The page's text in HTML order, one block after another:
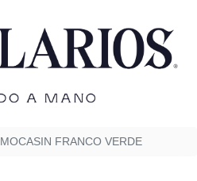
MOCASIN FRANCO VERDE